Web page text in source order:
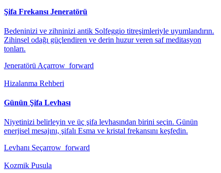
Şifa Frekansı Jeneratörü
Bedeninizi ve zihninizi antik Solfeggio titreşimleriyle uyumlandırın.
Zihinsel odağı güçlendiren ve derin huzur veren saf meditasyon
tonları.
Jeneratörü Açarrow_forward
Hizalanma Rehberi
Günün Şifa Levhası
Niyetinizi belirleyin ve üç şifa levhasından birini seçin. Günün
enerjisel mesajını, şifalı Esma ve kristal frekansını keşfedin.
Levhanı Seçarrow_forward
Kozmik Pusula